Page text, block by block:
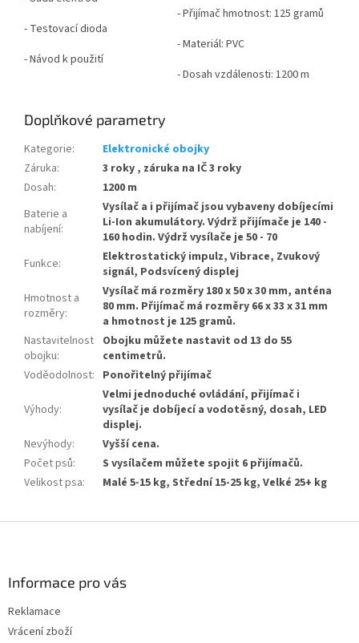
- Testovací dioda
- Návod k použití
- Přijímač hmotnost: 125 gramů
- Materiál: PVC
- Dosah vzdálenosti: 1200 m
Doplňkové parametry
Kategorie:
Elektronické obojky
Záruka:
3 roky , záruka na IČ 3 roky
Dosah:
1200 m
Baterie a
nabíjení:
Vysílač a i přijímač jsou vybaveny dobíjecími
Li-Ion akumulátory. Výdrž přijímače je 140 -
160 hodin. Výdrž vysílače je 50 - 70
Funkce:
Elektrostatický impulz, Vibrace, Zvukový
signál, Podsvícený displej
Hmotnost a
rozměry:
Vysílač má rozměry 180 x 50 x 30 mm, anténa
80 mm. Přijímač má rozměry 66 x 33 x 31 mm
a hmotnost je 125 gramů.
Nastavitelnost
obojku:
Obojku můžete nastavit od 13 do 55
centimetrů.
Voděodolnost: Ponořitelný přijímač
Výhody:
Velmi jednoduché ovládání, přijímač i
vysílač je dobíjecí a vodotěsný, dosah, LED
displej.
Nevýhody:
Vyšší cena.
Počet psů:
S vysílačem můžete spojit 6 přijímačů.
Velikost psa: Malé 5-15 kg, Střední 15-25 kg, Velké 25+ kg
Informace pro vás
Reklamace
Vrácení zboží